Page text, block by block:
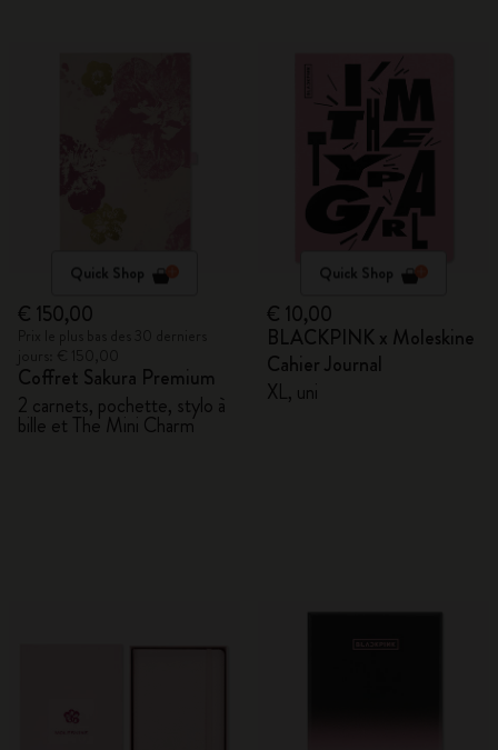
Quick Shop
€ 150,00
Coffret Sakura Premium
2 carnets, pochette, stylo à
bille et The Mini Charm
Quick Shop
€ 10,00
BLACKPINK x Moleskine
Cahier Journal
XL, uni